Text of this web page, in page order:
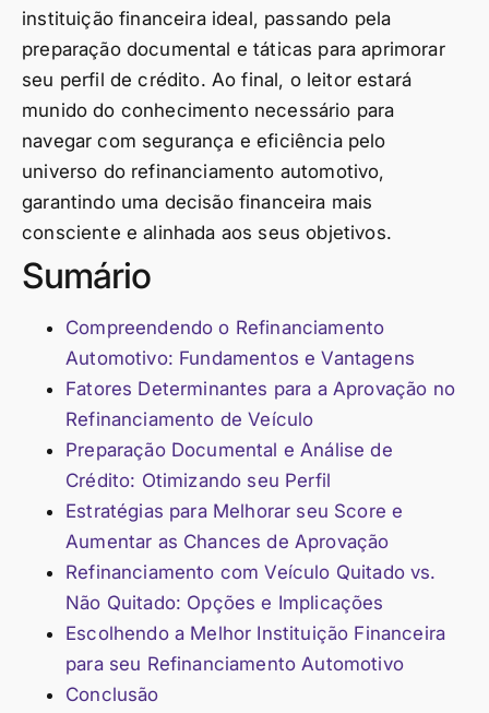
instituição financeira ideal, passando pela
preparação documental e táticas para aprimorar
seu perfil de crédito. Ao final, o leitor estará
munido do conhecimento necessário para
navegar com segurança e eficiência pelo
universo do refinanciamento automotivo,
garantindo uma decisão financeira mais
consciente e alinhada aos seus objetivos.
Sumário
Compreendendo o Refinanciamento
Automotivo: Fundamentos e Vantagens
Fatores Determinantes para a Aprovação no
Refinanciamento de Veículo
Preparação Documental e Análise de
Crédito: Otimizando seu Perfil
Estratégias para Melhorar seu Score e
Aumentar as Chances de Aprovação
Refinanciamento com Veículo Quitado vs.
Não Quitado: Opções e Implicações
Escolhendo a Melhor Instituição Financeira
para seu Refinanciamento Automotivo
Conclusão